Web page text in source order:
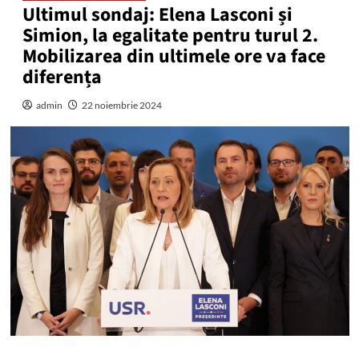
Ultimul sondaj: Elena Lasconi și
Simion, la egalitate pentru turul 2.
Mobilizarea din ultimele ore va face
diferența
admin 22 noiembrie 2024